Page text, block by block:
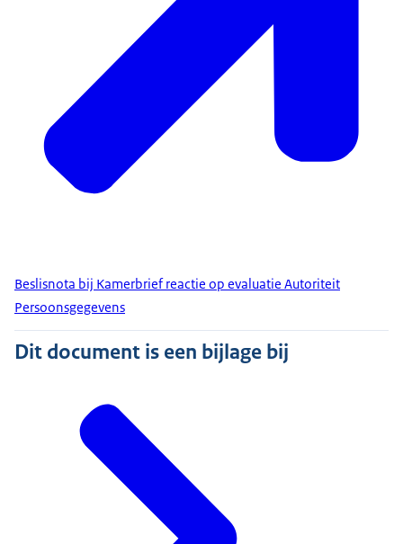
Beslisnota bij Kamerbrief reactie op evaluatie Autoriteit
Persoonsgegevens
Dit document is een bijlage bij